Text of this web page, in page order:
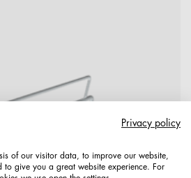
Privacy policy
of our visitor data, to improve our website,
to give you a great website experience. For